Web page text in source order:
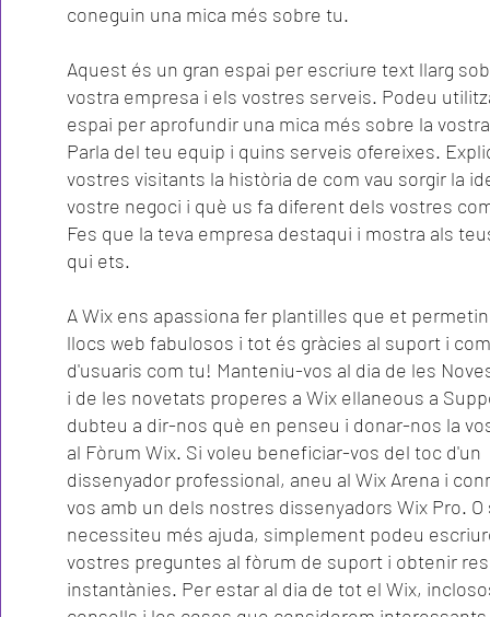
coneguin una mica més sobre tu.
Aquest és un gran espai per escriure text llarg
vostra empresa i els vostres serveis. Podeu
espai per aprofundir una mica més sobre la
Parla del teu equip i quins serveis ofereixes.
vostres visitants la història de com vau sorgir la
vostre negoci i què us fa diferent dels vostres
Fes que la teva empresa destaqui i mostra als
qui ets.
A Wix ens apassiona fer plantilles que et
llocs web fabulosos i tot és gràcies al suport i
d'usuaris com tu! Manteniu-vos al dia de les
i de les novetats properes a Wix ellaneous a
dubteu a dir-nos què en penseu i donar-nos la
al Fòrum Wix. Si voleu beneficiar-vos del toc d'un
dissenyador professional, aneu al Wix Arena i
vos amb un dels nostres dissenyadors Wix Pro. O
necessiteu més ajuda, simplement podeu
vostres preguntes al fòrum de suport i obtenir
instantànies. Per estar al dia de tot el Wix,